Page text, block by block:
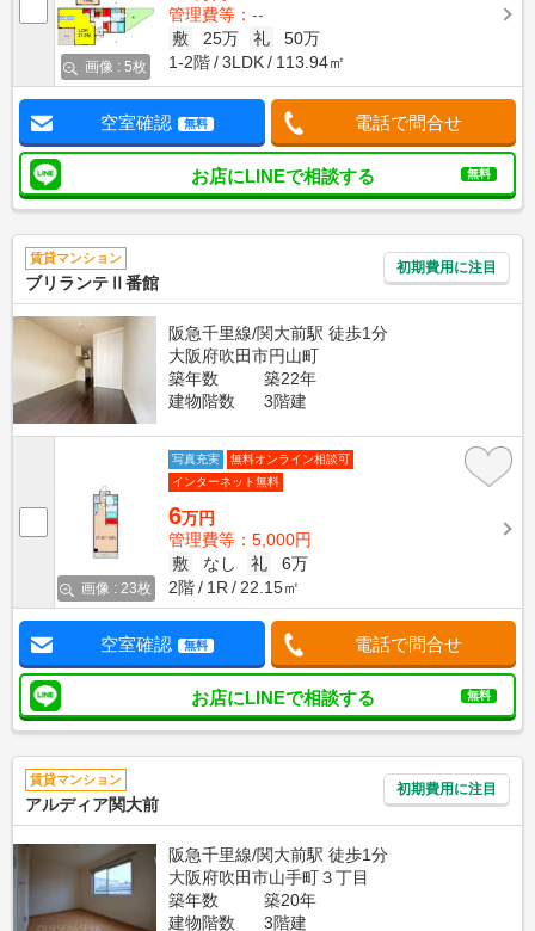
画像 : 5枚
管理費等：--
敷
25万 礼
50万
1-2階
3LDK 113.94㎡
空室確認 無料 電話で問合せ
お店にLINEで相談する 無料
賃貸マンション
ブリランテⅡ番館
初期費用に注目
阪急千里線/関大前駅 徒歩1分
大阪府吹田市円山町
築年数
築22年
建物階数
3階建
画像 : 23枚
写真充実
無料オンライン相談可
インターネット無料
6万円
管理費等：5,000円
敷
なし 礼
6万
2階
1R 22.15㎡
空室確認 無料 電話で問合せ
お店にLINEで相談する 無料
賃貸マンション
アルディア関大前
初期費用に注目
阪急千里線/関大前駅 徒歩1分
大阪府吹田市山手町３丁目
築年数
築20年
建物階数
3階建